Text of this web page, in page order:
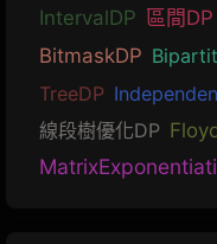
IntervalDP 區間DP
BitmaskDP
TreeDP
線段樹優化DP